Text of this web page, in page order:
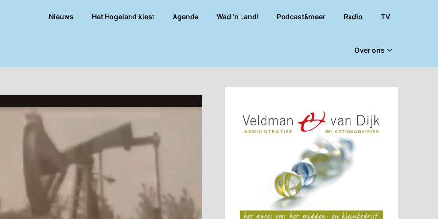
Nieuws Het Hogeland kiest Agenda Wad ’n Land! Podcast&meer Radio TV
Over ons